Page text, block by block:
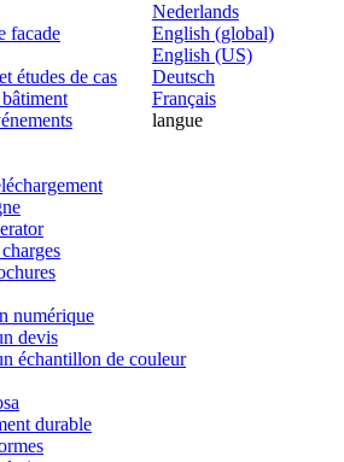
Nederlands
English (global)
English (US)
Deutsch
Français
langue
facade
études de cas
numérique
devis
échantillon de couleur
durable